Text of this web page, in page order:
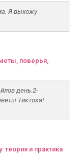
Я выхожу
поверья,
день.2-
Тиктока!
теория и практика